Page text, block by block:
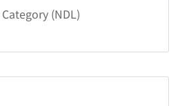
(NDL)